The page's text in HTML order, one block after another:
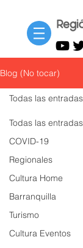
Blog (No tocar)
Todas las entradas
COVID-19
Regionales
Cultura Home
Barranquilla
Turismo
Cultura Eventos
Todas las entradas